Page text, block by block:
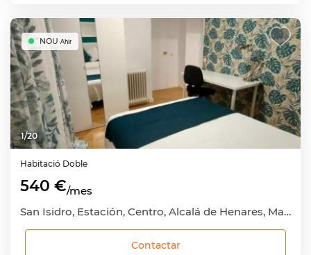
1/20
NOU Ahir
Habitació Doble
540 €/mes
San Isidro, Estación, Centro, Alcalá de Henares, Madrid
Contactar